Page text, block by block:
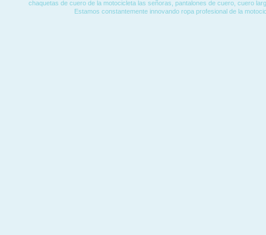
chaquetas de cuero de la motocicleta las señoras, pantalones de cuero, cuero
Estamos constantemente innovando ropa profesional de la